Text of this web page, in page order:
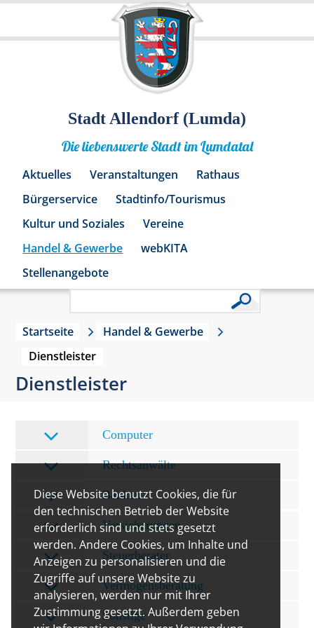
Diese Website benutzt Cookies, die für
den technischen Betrieb der Website
erforderlich sind und stets gesetzt
werden. Andere Cookies, um Inhalte und
Anzeigen zu personalisieren und die
Zugriffe auf unsere Website zu
analysieren, werden nur mit Ihrer
Zustimmung gesetzt. Außerdem geben
Stadt Allendorf (Lumda)
Die liebenswerte Stadt im Lumdatal
Aktuelles Veranstaltungen
Rathaus
Bürgerservice
Stadtinfo/Tourismus
Kultur und Soziales
Vereine
Handel & Gewerbe
webKITA
Stellenangebote
Startseite
Handel & Gewerbe
Dienstleister
Dienstleister
Computer
Rechtsanwälte
Banken
Versicherungen
Steuerberater
Vermögensberatung
Sonstige